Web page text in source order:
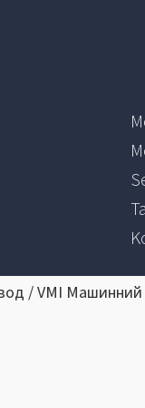
/ VMI Машинний